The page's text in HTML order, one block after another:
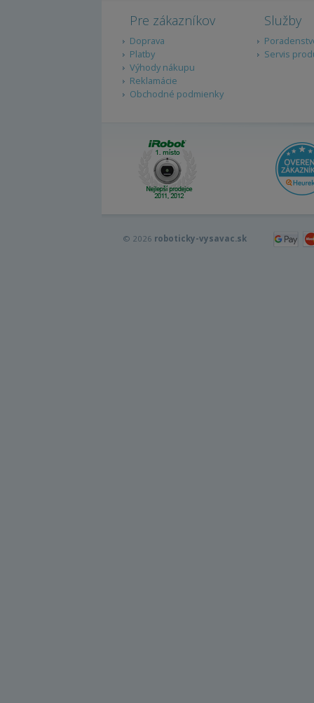
Pre zákazníkov
Doprava
Platby
Výhody nákupu
Reklamácie
Obchodné podmienky
Služby
Servis
© 2026 roboticky-vysavac.sk